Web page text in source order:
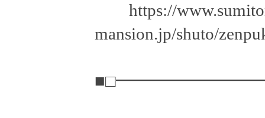
https://
mansion.jp/shuto/